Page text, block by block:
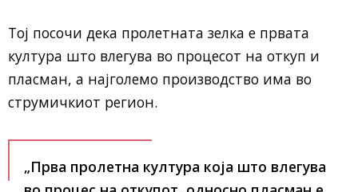
Тој посочи дека пролетната зелка е првата
култура што влегува во процесот на откуп и
пласман, а најголемо производство има во
струмичкиот регион.
„Прва пролетна култура која што влегува